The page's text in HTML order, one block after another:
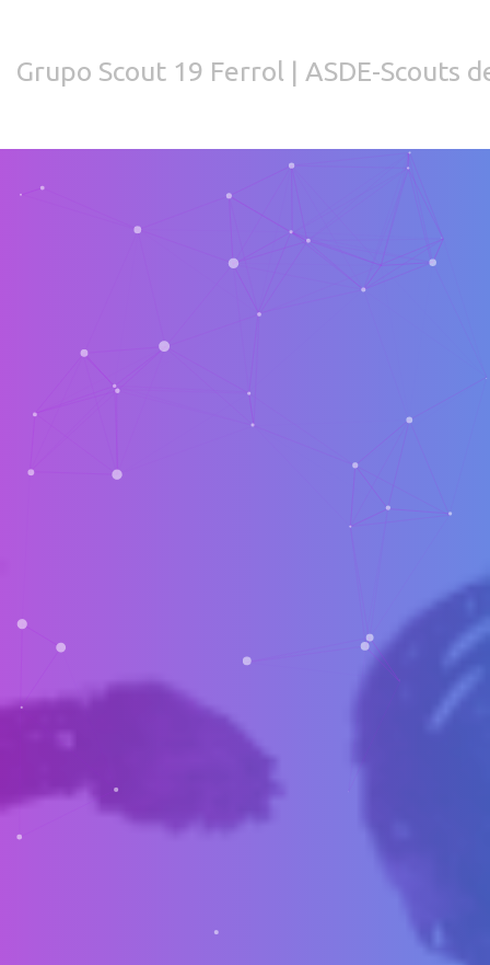
Grupo Scout 19 Ferrol | ASDE-Scouts